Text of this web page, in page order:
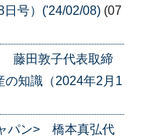
日号）('24/02/08) (07
藤田敦子代表取締
の知識（2024年2月1
パン> 橋本真弘代